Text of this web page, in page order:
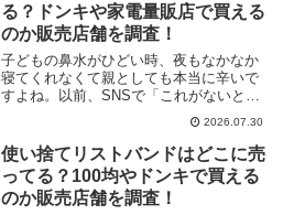
る？ドンキや家電量販店で買える
のか販売店舗を調査！
子どもの鼻水がひどい時、夜もなかなか
寝てくれなくて親としても本当に辛いで
すよね。以前、SNSで「これがないと育
児ができない」という口コミを見て気に
なっていたのがメルシーポットでした。
いざ必要になった時に「どこで買えるん
だろう？」と慌てて探し...
2026.07.30
使い捨てリストバンドはどこに売
ってる？100均やドンキで買える
のか販売店舗を調査！